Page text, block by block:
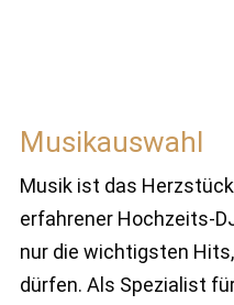
Musikauswahl
Musik ist das
erfahrener Hochzeits-
nur die wichtigsten
dürfen. Als Spezialist